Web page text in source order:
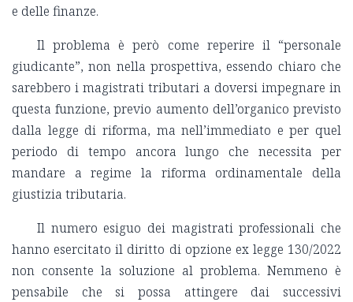
e delle finanze.
Il problema è però come reperire il “personale
giudicante”, non nella prospettiva, essendo chiaro che
sarebbero i magistrati tributari a doversi impegnare in
questa funzione, previo aumento dell’organico previsto
dalla legge di riforma, ma nell’immediato e per quel
periodo di tempo ancora lungo che necessita per
mandare a regime la riforma ordinamentale della
giustizia tributaria.
Il numero esiguo dei magistrati professionali che
hanno esercitato il diritto di opzione ex legge 130/2022
non consente la soluzione al problema. Nemmeno è
pensabile che si possa attingere dai successivi